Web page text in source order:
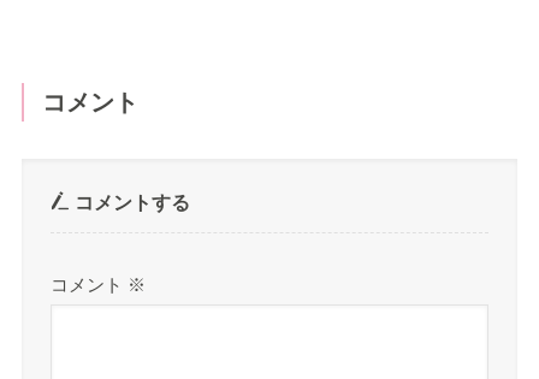
コメント
コメントする
コメント ※